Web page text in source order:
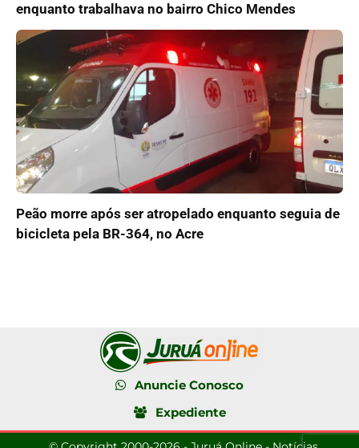
enquanto trabalhava no bairro Chico Mendes
Peão morre após ser atropelado enquanto seguia de
bicicleta pela BR-364, no Acre
Anuncie Conosco
Expediente